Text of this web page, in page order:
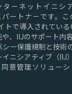
ーネットイニシ
ートナ－です。
トで導入されてい
、IIJのサポート内
ー保護規制と技術
ニシアティブ（IIJ
意管理ソリュー